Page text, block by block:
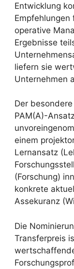
Entwicklung
operative
Ergebnisse
liefern sie
Unternehmen
Der
PAM(A)-
einem
Lernansatz
(Forschung)
konkrete
Assekuranz
Die
Transferpreis